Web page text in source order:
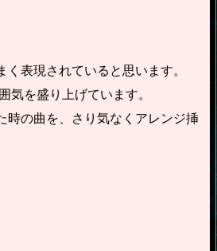
表現されていると思います。
気を盛り上げています。
時の曲を、さり気なくアレンジ挿